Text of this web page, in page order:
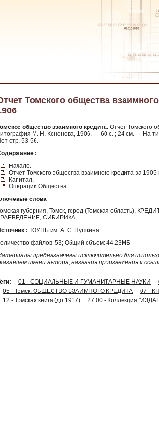
Томского общества
общество взаимного кредита. Отчет Томского
М. Н. Кононова, 1906. — 60 с. ; 24 см. — На
стр. 53-56.
:
Начало.
Отчет Томского общества взаимного кредита за 1905
Капитал.
Операции Общества.
слова
губерния, Томск, город (Томская область),
СИБИРИКА
: ТОУНБ им. А. С. Пушкина.
файлов: 53; Общий объем: 44.23МБ
предназначены исключительно для
имени автора, названия произведения и
01 - СОЦИАЛЬНЫЕ И ГУМАНИТАРНЫЕ НАУКИ
05 - Томск. ОБЩЕСТВО ВЗАИМНОГО КРЕДИТА
07 -
12 - Томская книга (до 1917)
27.00 - Коллекция